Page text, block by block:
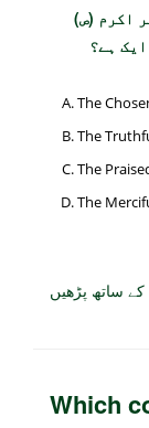
اکرم (ص)
ہے؟
The
The
The
The
ساتھ پڑھیں
Which